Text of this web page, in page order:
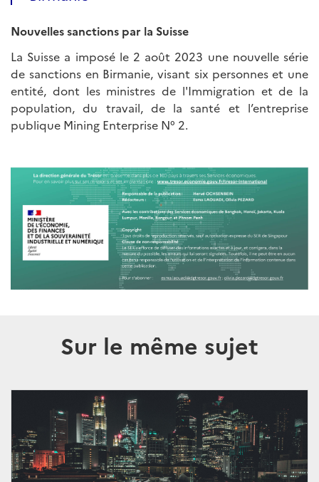
Nouvelles sanctions par la Suisse
La Suisse a imposé le 2 août 2023 une nouvelle série
de sanctions en Birmanie, visant six personnes et une
entité, dont les ministres de l'Immigration et de la
population, du travail, de la santé et l’entreprise
publique Mining Enterprise N° 2.
Sur le même sujet